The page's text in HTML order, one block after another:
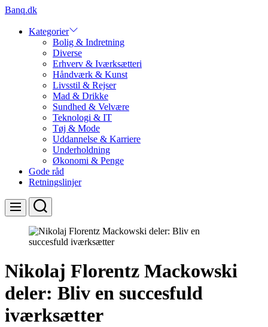
Skip
content
Banq.dk
Kategorier
Bolig & Indretning
Diverse
Erhverv & Iværksætteri
Håndværk & Kunst
Livsstil & Rejser
Mad & Drikke
Sundhed & Velvære
Teknologi & IT
Tøj & Mode
Uddannelse & Karriere
Underholdning
Økonomi & Penge
Gode råd
Retningslinjer
Menu Search
Nikolaj Florentz Mackowski
deler: Bliv en succesfuld
iværksætter